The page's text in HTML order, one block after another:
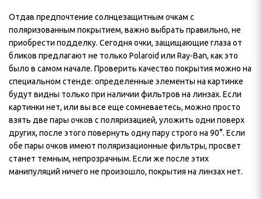
Отдав предпочтение солнцезащитным очкам с
поляризованным покрытием, важно выбрать правильно, не
приобрести подделку. Сегодня очки, защищающие глаза от
бликов предлагают не только Polaroid или Ray-Ban, как это
было в самом начале. Проверить качество покрытия можно на
специальном стенде: определенные элементы на картинке
будут видны только при наличии фильтров на линзах. Если
картинки нет, или вы все еще сомневаетесь, можно просто
взять две пары очков с поляризацией, уложить одни поверх
других, после этого повернуть одну пару строго на 90°. Если
обе пары очков имеют поляризационные фильтры, просвет
станет темным, непрозрачным. Если же после этих
манипуляций ничего не произошло, покрытия на линзах нет.